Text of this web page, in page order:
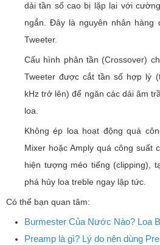
dải tần số cao bị lặp lại với
ngắn. Đây là nguyên nhân hàng
Tweeter.
Cấu hình phân tần (Crossover)
Tweeter được cắt tần số hợp lý
kHz trở lên) để ngăn các dải âm
loa.
Không ép loa hoạt động quá
Mixer hoặc Amply quá công suất
hiện tượng méo tiếng (clipping),
phá hủy loa treble ngay lập tức.
Có thể bạn quan tâm:
Burmester Của Nước Nào? Loa
Preamp là gì? Lý do nên dùng